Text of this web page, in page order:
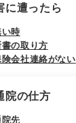
に遭ったら
時
の取り方
会社連絡がない
院の仕方
先